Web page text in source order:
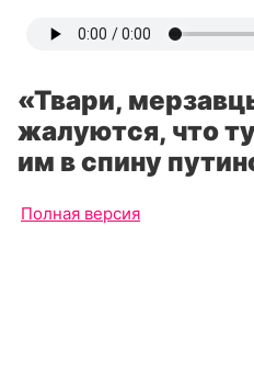
«Твари,
жалуются, что
им в спину
Полная версия